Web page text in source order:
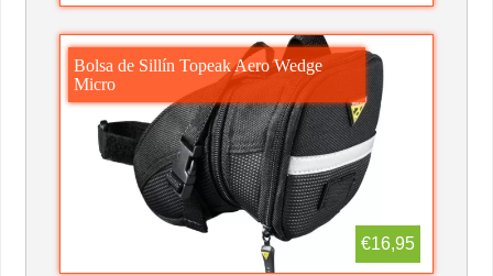
Bolsa de Sillín Topeak Aero Wedge
Micro
€16,95